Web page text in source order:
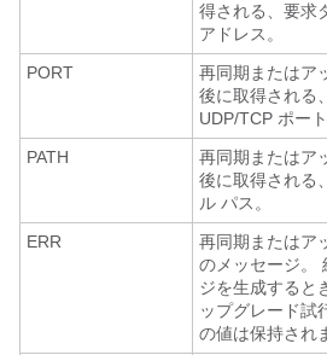
得される、要求
アドレス。
PORT
再同期またはア
後に取得される
UDP/TCP ポート
PATH
再同期またはア
後に取得される
ル パス。
ERR
再同期またはア
のメッセージ。
ジを生成すると
ップグレード試
の値は保持され